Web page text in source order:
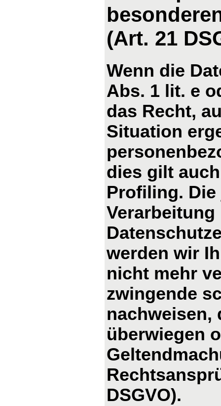
(Art. 21
Wenn die
Abs. 1 lit. e
das Recht,
Situation
dies gilt
Profiling.
werden wir
nicht mehr
zwingende
nachweisen,
überwiegen
DSGVO).